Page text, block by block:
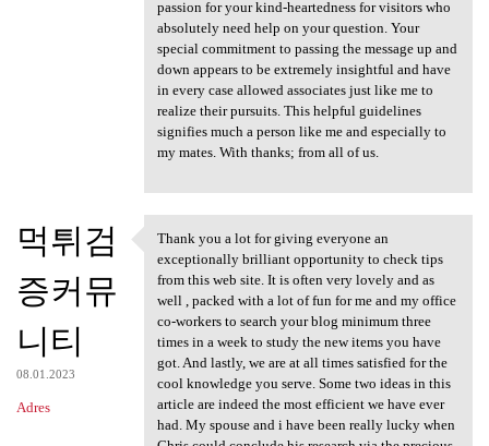
passion for your kind-heartedness for visitors who
absolutely need help on your question. Your
special commitment to passing the message up and
down appears to be extremely insightful and have
in every case allowed associates just like me to
realize their pursuits. This helpful guidelines
signifies much a person like me and especially to
my mates. With thanks; from all of us.
먹튀검
증커뮤
니티
08.01.2023
Adres
Thank you a lot for giving
Thank you a lot for giving everyone an
exceptionally brilliant opportunity to check tips
from this web site. It is often very lovely and as
well , packed with a lot of fun for me and my office
co-workers to search your blog minimum three
times in a week to study the new items you have
got. And lastly, we are at all times satisfied for the
cool knowledge you serve. Some two ideas in this
article are indeed the most efficient we have ever
had. My spouse and i have been really lucky when